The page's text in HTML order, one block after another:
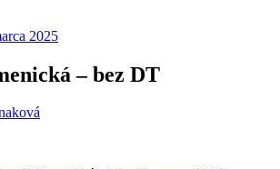
2025
– bez DT